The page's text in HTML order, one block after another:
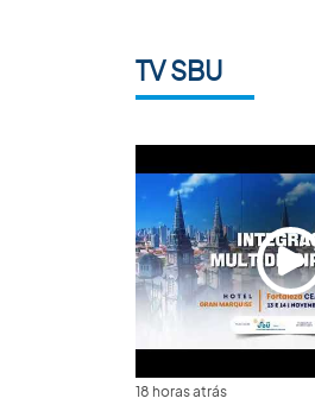
TV SBU
18 horas atrás